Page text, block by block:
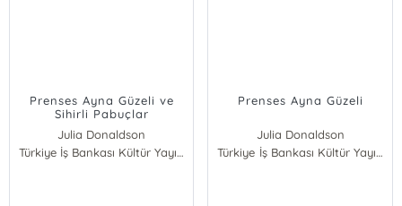
Prenses Ayna Güzeli ve
Sihirli Pabuçlar
Julia Donaldson
Türkiye İş Bankası Kültür Yayınları
Prenses Ayna Güzeli
Julia Donaldson
Türkiye İş Bankası Kültür Yayınları